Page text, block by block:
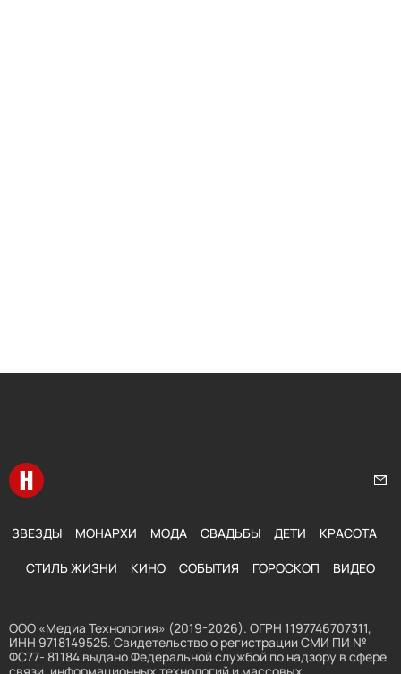
Перейти на главную
ЗВЕЗДЫ МОНАРХИ МОДА СВАДЬБЫ ДЕТИ КРАСОТА
СТИЛЬ ЖИЗНИ КИНО СОБЫТИЯ ГОРОСКОП ВИДЕО
ООО «Медиа Технология» (2019-2026). ОГРН 1197746707311,
ИНН 9718149525. Свидетельство о регистрации СМИ ПИ №
ФС77- 81184 выдано Федеральной службой по надзору в сфере